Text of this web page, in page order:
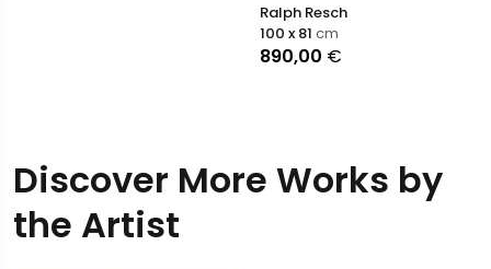
Ralph Resch
890,00 €
100 x 81 cm
Discover More Works by
the Artist